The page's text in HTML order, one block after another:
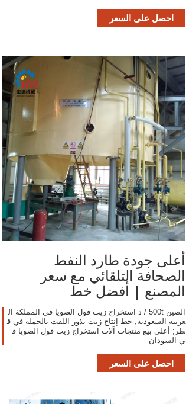
احصل على السعر
أعلى جودة طارد النفط
الصحافة التلقائي مع سعر
المصنع | أفضل خط
الصين 500t / د استخراج زيت فول الصويا في المملكة ال
عربية السعودية; خط إنتاج زيت بذور اللفت بالجملة في ق
طر; أعلى بيع منتجات آلات استخراج زيت فول الصويا ف
ي السودان
احصل على السعر